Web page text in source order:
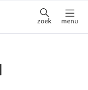
zoek menu